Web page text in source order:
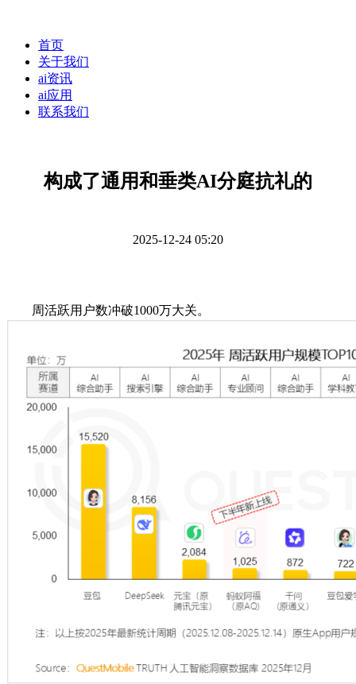
首页
关于我们
ai资讯
ai应用
联系我们
构成了通用和垂类AI分庭抗礼的
2025-12-24 05:20
周活跃用户数冲破1000万大关。